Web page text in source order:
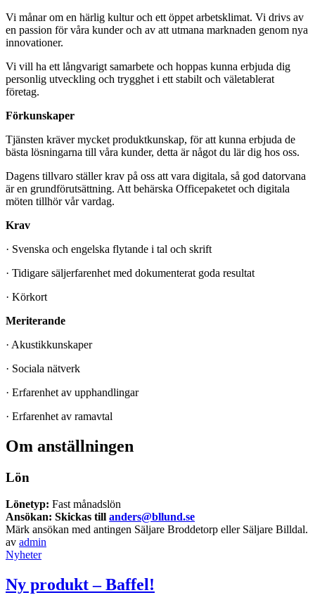
Vi månar om en härlig kultur och ett öppet arbetsklimat. Vi drivs av
en passion för våra kunder och av att utmana marknaden genom nya
innovationer.
Vi vill ha ett långvarigt samarbete och hoppas kunna erbjuda dig
personlig utveckling och trygghet i ett stabilt och väletablerat
företag.
Förkunskaper
Tjänsten kräver mycket produktkunskap, för att kunna erbjuda de
bästa lösningarna till våra kunder, detta är något du lär dig hos oss.
Dagens tillvaro ställer krav på oss att vara digitala, så god datorvana
är en grundförutsättning. Att behärska Officepaketet och digitala
möten tillhör vår vardag.
Krav
· Svenska och engelska flytande i tal och skrift
· Tidigare säljerfarenhet med dokumenterat goda resultat
· Körkort
Meriterande
· Akustikkunskaper
· Sociala nätverk
· Erfarenhet av upphandlingar
· Erfarenhet av ramavtal
Om anställningen
Lön
Lönetyp: Fast månadslön
Ansökan: Skickas till anders@bllund.se
Märk ansökan med antingen Säljare Broddetorp eller Säljare Billdal.
av admin
Nyheter
Ny produkt – Baffel!